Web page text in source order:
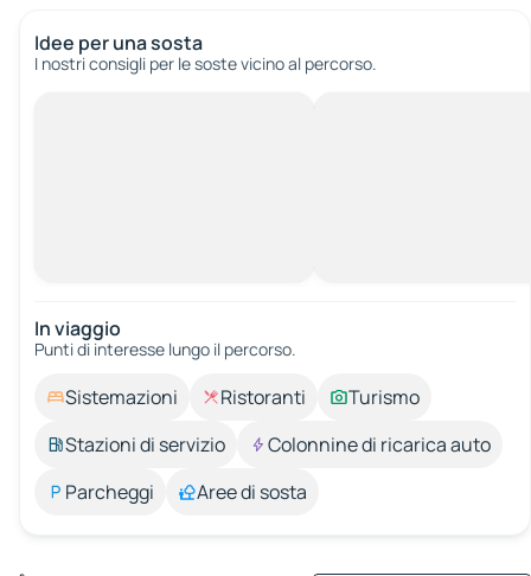
Idee per una sosta
I nostri consigli per le soste vicino al percorso.
In viaggio
Punti di interesse lungo il percorso.
Sistemazioni Ristoranti
Turismo
Stazioni di servizio
Colonnine di ricarica auto
Parcheggi
Aree di sosta